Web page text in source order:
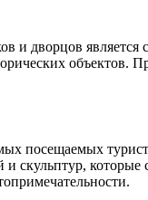
и дворцов
объектов.
посещаемых
скульптур,